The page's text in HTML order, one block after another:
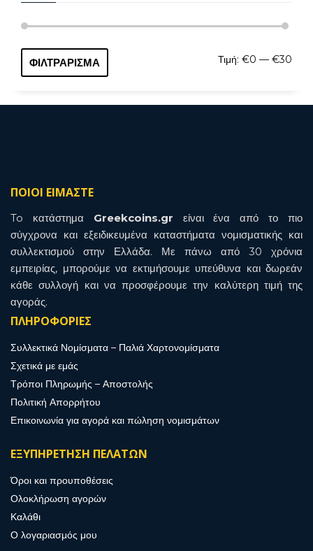
ΦΙΛΤΡΆΡΙΣΜΑ Τιμή: €0 — €30
ΠΟΙΟΙ ΕΙΜΑΣΤΕ
To κατάστημα Greekcoins.gr είναι ένα από το πιο
σύγχρονα και εξειδικευμένα καταστήματα νομισματικής και
συλλεκτισμού στην Ελλάδα. Με πάνω από 30 χρόνια
εμπειρίας, μπορούμε να εκτιμήσουμε υπεύθυνα και δωρεάν
κάθε συλλογή και να προσφέρουμε την καλύτερη τιμή της
αγοράς.
ΠΛΗΡΟΦΟΡΙΕΣ
Συλλεκτικά Νομίσματα – Παλιά Χαρτονομίσματα
Σχετικά με εμάς
Τρόποι Πληρωμής – Αποστολής
Πολιτική Απορρήτου
Επικοινωνία για αγορά και πώληση νομισμάτων
ΕΞΥΠΗΡΕΤΗΣΗ ΠΕΛΑΤΩΝ
Όροι και προυποθέσεις
Ολοκλήρωση αγορών
Καλάθι
Ο λογαριασμός μου